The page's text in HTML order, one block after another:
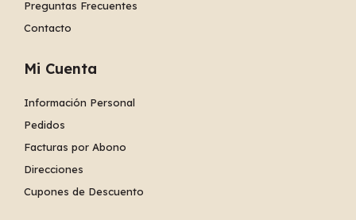
Preguntas Frecuentes
Contacto
Mi Cuenta
Información Personal
Pedidos
Facturas por Abono
Direcciones
Cupones de Descuento